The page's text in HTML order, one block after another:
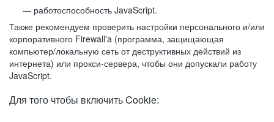
работоспособность JavaScript.
Также рекомендуем проверить настройки персонального и/или
корпоративного Firewall'a (программа, защищающая
компьютер/локальную сеть от деструктивных действий из
интернета) или прокси-сервера, чтобы они допускали работу
JavaScript.
Для того чтобы включить Cookie: